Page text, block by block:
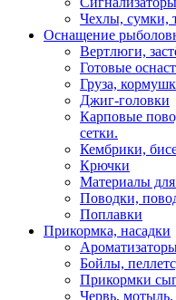
Чехлы, сумки,
Оснащение
Вертлюги,
Готовые
Груза,
Джиг-головки
Карповые
сетки.
Кембрики,
Крючки
Материалы
Поводки,
Поплавки
Прикормка, насадки
Бойлы,
Прикормки
Червь,